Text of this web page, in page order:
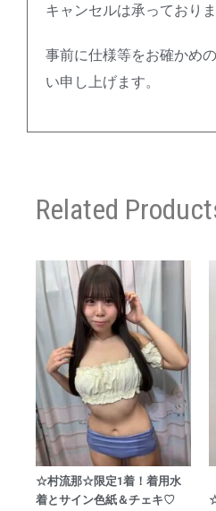
キャンセルは承っておりま
事前に仕様等をお確かめ
い申し上げます。
Related
☆村流那☆限定1着！着用水
着とサイン色紙＆チェキ♡